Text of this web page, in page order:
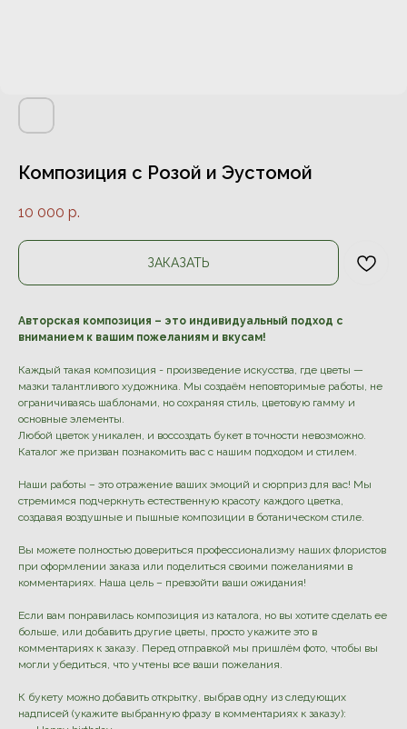
Композиция с Розой и Эустомой
10 000 р.
ЗАКАЗАТЬ
Авторская композиция – это индивидуальный подход с
вниманием к вашим пожеланиям и вкусам!
Каждый такая композиция - произведение искусства, где цветы —
мазки талантливого художника. Мы создаём неповторимые работы, не
ограничиваясь шаблонами, но сохраняя стиль, цветовую гамму и
основные элементы.
Любой цветок уникален, и воссоздать букет в точности невозможно.
Каталог же призван познакомить вас с нашим подходом и стилем.
Наши работы – это отражение ваших эмоций и сюрприз для вас! Мы
стремимся подчеркнуть естественную красоту каждого цветка,
создавая воздушные и пышные композиции в ботаническом стиле.
Вы можете полностью довериться профессионализму наших флористов
при оформлении заказа или поделиться своими пожеланиями в
комментариях. Наша цель – превзойти ваши ожидания!
Если вам понравилась композиция из каталога, но вы хотите сделать ее
больше, или добавить другие цветы, просто укажите это в
комментариях к заказу. Перед отправкой мы пришлём фото, чтобы вы
могли убедиться, что учтены все ваши пожелания.
К букету можно добавить открытку, выбрав одну из следующих
надписей (укажите выбранную фразу в комментариях к заказу):